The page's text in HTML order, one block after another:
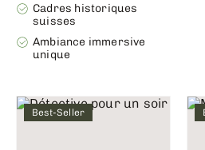
Cadres historiques
suisses
Ambiance immersive
unique
Best-Seller